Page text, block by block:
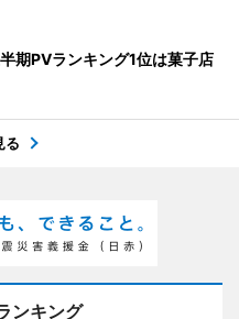
期PVランキング1位は菓子店
る
ンキング